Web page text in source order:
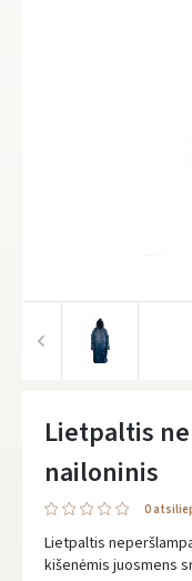
Lietpaltis
nailoninis
0
Lietpaltis
kišenėmis juosmens